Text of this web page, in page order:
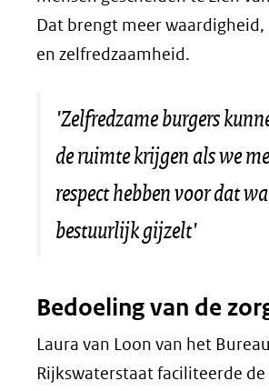
Dat brengt meer
en zelfredzaamheid.
'Zelfredzame burgers
de ruimte krijgen als we
respect hebben voor dat
bestuurlijk gijzelt'
Bedoeling van de
Laura van Loon van het
Rijkswaterstaat faciliteerde